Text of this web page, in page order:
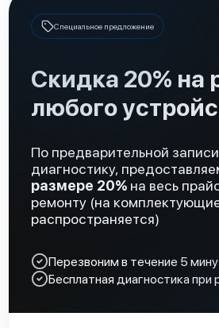
Специальное предложение
Скидка 20% на
любого
По предварительной
диагностику,
размере 20% на весь
ремонту (на
распространяется)
Перезвоним в течение 5
Бесплатная диагностика при